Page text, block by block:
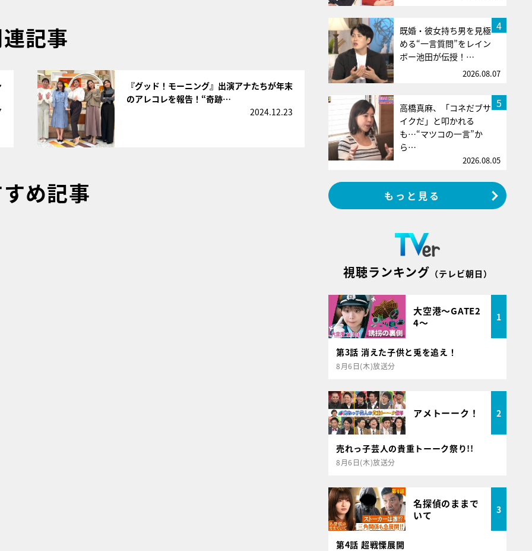
記事
『グッド！モーニング』出演アナたちが年末
のアレコレを報告！“奇跡…
2024.12.23
め記事
4
既婚・彼女持ち男を見極
める“一言質問”をレイン
ボー池田が伝授！…
2026.08.07
5
高橋真麻、「コネだブサ
イクだ」と叩かれる
も…“マツコの一言”か
ら…
2026.08.05
もっと見る
視聴ランキング （テレビ朝日）
大空港～GATE2
4～
1
第3話 消えた子供と兎を追え！
8月6日(木)放送分
アメトーーク！ 2
売れっ子芸人の貴重トーーク祭り!!
8月6日(木)放送分
名探偵のままで
いて
3
第4話 超戦慄展開